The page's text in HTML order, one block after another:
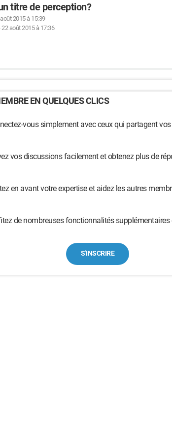
titre de perception?
2015 à 15:39
22 août 2015 à 17:36
EN QUELQUES CLICS
vous simplement avec ceux qui partagent
vos discussions facilement et obtenez plus de
en avant votre expertise et aidez les autres
de nombreuses fonctionnalités
S'INSCRIRE